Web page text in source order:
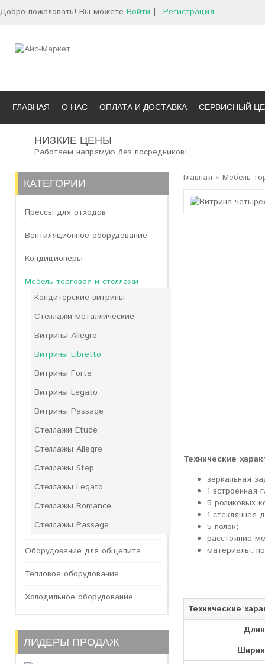
Добро пожаловать! Вы можете Войти | Регистрация
ГЛАВНАЯ О НАС ОПЛАТА И ДОСТАВКА СЕРВИСНЫЙ
НИЗКИЕ ЦЕНЫ
Работаем напрямую без посредников!
КАТЕГОРИИ
Прессы для отходов
Вентиляционное оборудование
Кондиционеры
Мебель торговая и стеллажи
Кондитерские витрины
Стеллажи металлические
Витрины Allegro
Витрины Libretto
Витрины Forte
Витрины Legato
Витрины Passage
Стеллажи Etude
Стеллажы Allegre
Стеллажы Step
Стеллажы Legato
Стеллажы Romance
Стеллажы Passage
Оборудование для общепита
Тепловое оборудование
Холодильное оборудование
ЛИДЕРЫ ПРОДАЖ
Главная » Мебель
Технические
зеркальная
1 встроенная
5 роликовых
1 стеклянная
5 полок;
расстояние
материалы:
Технические